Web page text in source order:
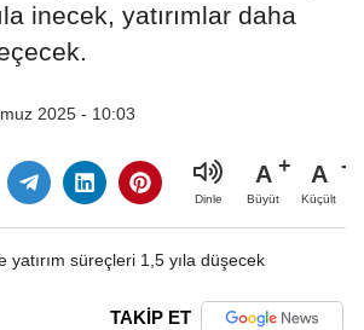
inecek, yatırımlar daha
2025 - 10:03
Dinle
A
Büyüt
A
Küçült
TAKİP ET